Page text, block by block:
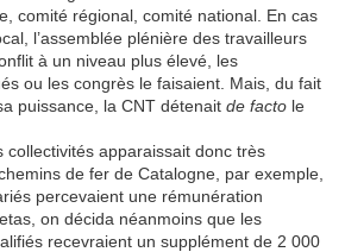
comité régional, comité national. En cas
l’assemblée plénière des travailleurs
à un niveau plus élevé, les
ou les congrès le faisaient. Mais, du fait
puissance, la CNT détenait de facto le
collectivités apparaissait donc très
de fer de Catalogne, par exemple,
percevaient une rémunération
on décida néanmoins que les
recevraient un supplément de 2 000